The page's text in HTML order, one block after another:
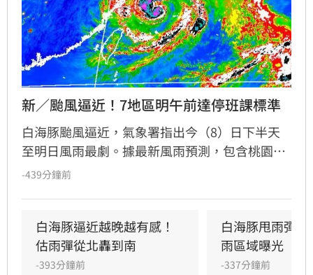
新／颱風逼近！7地區明午前達停班課標準
白海豚颱風逼近，氣象署指出今（8）日下半天
至明日風雨最劇。據最新風雨預測，包含桃園、
新竹、苗栗及台中山區，以及新北濱海、恆春半
-439分鐘前
白海豚逼近越晚越有感！
估雨彈從北轟到南
-393分鐘前
白海豚甩雨彈
雨區域曝光
-337分鐘前